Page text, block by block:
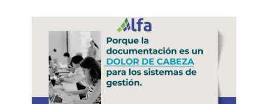
nueva
ISO
14001:2026